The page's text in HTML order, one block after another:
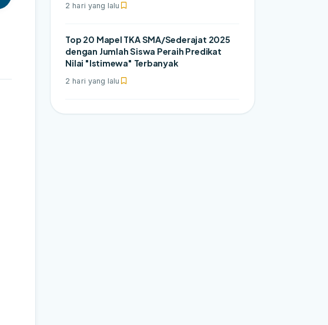
2 hari yang lalu
Top 20 Mapel TKA SMA/Sederajat 2025
dengan Jumlah Siswa Peraih Predikat
Nilai "Istimewa" Terbanyak
2 hari yang lalu